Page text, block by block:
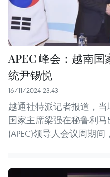
APEC 峰会：越南
统尹锡悦
16/11/2024 23:43
越通社特派记者报道，当
国家主席梁强在秘鲁利
(APEC)领导人会议周期